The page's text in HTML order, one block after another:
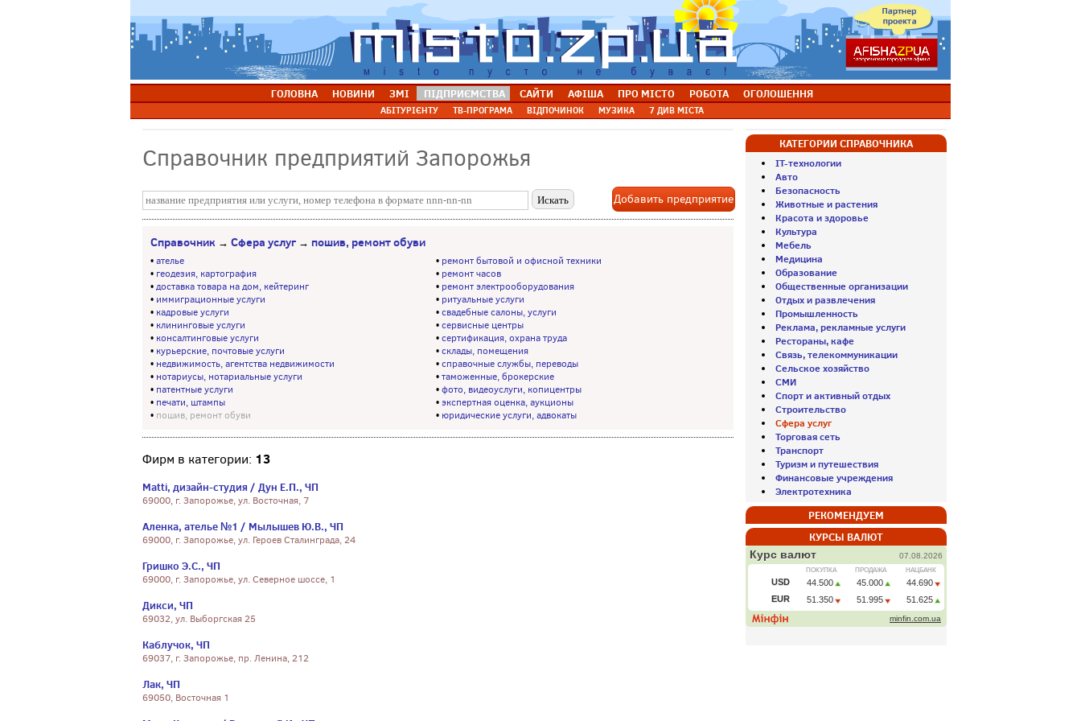
ГОЛОВНА НОВИНИ ЗМІ ПІДПРИЄМСТВА САЙТИ АФІША ПРО МІСТО РОБОТА ОГОЛОШЕННЯ
АБІТУРІЄНТУ ТВ-ПРОГРАМА ВІДПОЧИНОК МУЗИКА 7 ДИВ МІСТА
Справочник предприятий Запорожья
Добавить предприятие
Справочник → Сфера услуг → пошив, ремонт обуви
•ателье
• геодезия, картография
•доставка товара на дом, кейтеринг
• иммиграционные услуги
• кадровые услуги
• клининговые услуги
• консалтинговые услуги
• курьерские, почтовые услуги
• недвижимость, агентства недвижимости
• нотариусы, нотариальные услуги
• патентные услуги
• печати, штампы
• пошив, ремонт обуви
• ремонт бытовой и офисной техники
• ремонт часов
• ремонт электрооборудования
• ритуальные услуги
•свадебные салоны, услуги
•сервисные центры
•сертификация, охрана труда
•склады, помещения
•справочные службы, переводы
•таможенные, брокерские
•фото, видеоуслуги, копицентры
•экспертная оценка, аукционы
• юридические услуги, адвокаты
Фирм в категории: 13
Matti, дизайн-студия / Дун Е.П., ЧП
69000, г. Запорожье, ул. Восточная, 7
Аленка, ателье №1 / Мылышев Ю.В., ЧП
69000, г. Запорожье, ул. Героев Сталинграда, 24
Гришко Э.С., ЧП
69000, г. Запорожье, ул. Северное шоссе, 1
Дикси, ЧП
69032, ул. Выборгская 25
Каблучок, ЧП
69037, г. Запорожье, пр. Ленина, 212
Лак, ЧП
69050, Восточная 1
КАТЕГОРИИ СПРАВОЧНИКА
IT-технологии
Авто
Безопасность
Животные и растения
Красота и здоровье
Культура
Мебель
Медицина
Образование
Общественные организации
Отдых и развлечения
Промышленность
Реклама, рекламные услуги
Рестораны, кафе
Связь, телекоммуникации
Сельское хозяйство
СМИ
Спорт и активный отдых
Строительство
Сфера услуг
Торговая сеть
Транспорт
Туризм и путешествия
Финансовые учреждения
Электротехника
РЕКОМЕНДУЕМ
КУРСЫ ВАЛЮТ